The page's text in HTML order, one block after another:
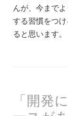
んが、今まで
する習慣をつ
ると思います。
「開発